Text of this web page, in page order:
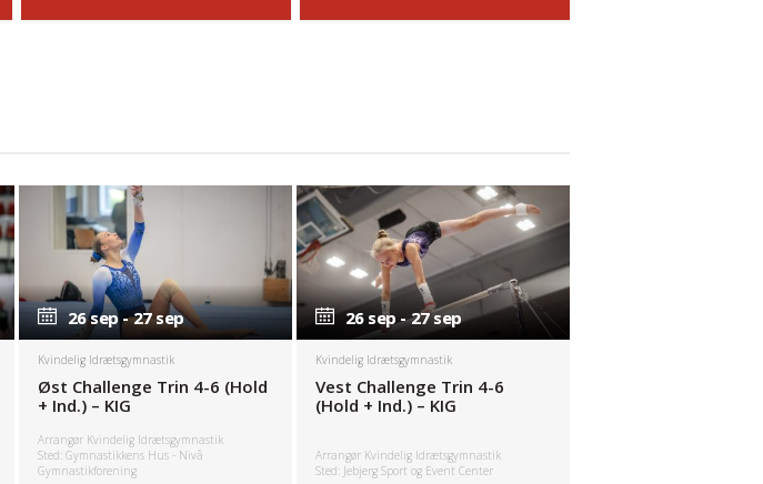
26 sep - 27 sep
26 sep - 27 sep
Kvindelig Idrætsgymnastik
Øst Challenge Trin 4-6 (Hold
+ Ind.) – KIG
Arrangør Kvindelig Idrætsgymnastik
Sted: Gymnastikkens Hus - Nivå
Gymnastikforening
26 sep - 27 sep
26 sep - 27 sep
Kvindelig Idrætsgymnastik
Vest Challenge Trin 4-6
(Hold + Ind.) – KIG
Arrangør Kvindelig Idrætsgymnastik
Sted: Jebjerg Sport og Event Center